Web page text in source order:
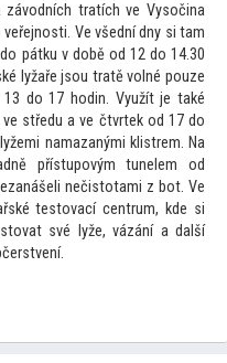
tratích ve Vysočina
Ve všední dny si tam
pátku v době od 12 do 14.30
lyžaře jsou tratě volné pouze
do 17 hodin. Využít je také
středu a ve čtvrtek od 17 do
namazanými klistrem. Na
přístupovým tunelem od
nečistotami z bot. Ve
testovací centrum, kde si
tovat své lyže, vázání a další